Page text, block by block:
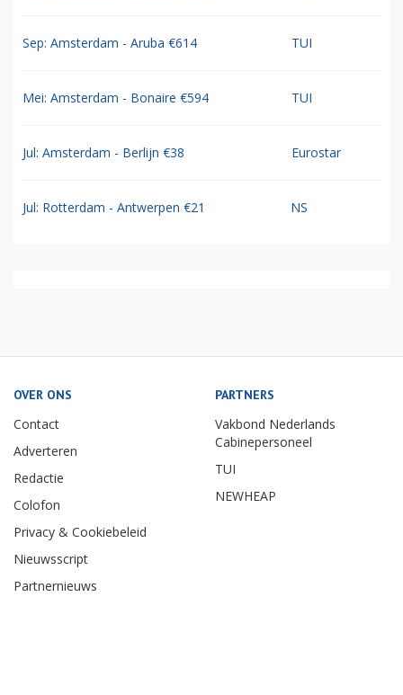
Sep: Amsterdam - Aruba €614 TUI
Mei: Amsterdam - Bonaire €594 TUI
Jul: Amsterdam - Berlijn €38 Eurostar
Jul: Rotterdam - Antwerpen €21 NS
OVER ONS
Contact
Adverteren
Redactie
Colofon
Privacy & Cookiebeleid
Nieuwsscript
Partnernieuws
PARTNERS
Vakbond Nederlands
Cabinepersoneel
TUI
NEWHEAP